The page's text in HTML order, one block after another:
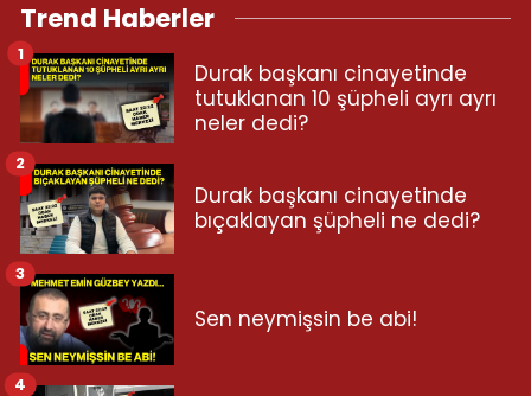
Trend Haberler
Durak başkanı cinayetinde
tutuklanan 10 şüpheli ayrı ayrı
neler dedi?
1
Durak başkanı cinayetinde
bıçaklayan şüpheli ne dedi?
2
Sen neymişsin be abi!
3
4